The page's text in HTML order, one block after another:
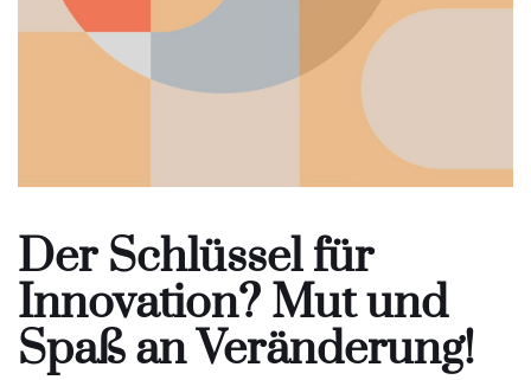
Der Schlüssel für
Innovation? Mut und
Spaß an Veränderung!